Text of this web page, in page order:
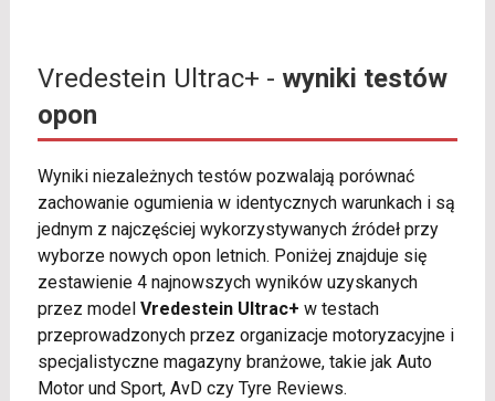
Vredestein Ultrac+ - wyniki testów
opon
Wyniki niezależnych testów pozwalają porównać
zachowanie ogumienia w identycznych warunkach i są
jednym z najczęściej wykorzystywanych źródeł przy
wyborze nowych opon letnich. Poniżej znajduje się
zestawienie 4 najnowszych wyników uzyskanych
przez model Vredestein Ultrac+ w testach
przeprowadzonych przez organizacje motoryzacyjne i
specjalistyczne magazyny branżowe, takie jak Auto
Motor und Sport, AvD czy Tyre Reviews.